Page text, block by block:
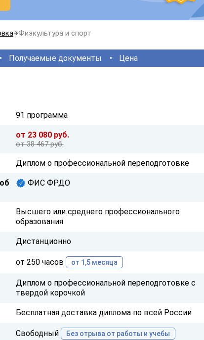
Физкультура и спорт
Получаемые документы Цена
91 программа
от 23 080 руб.
от 38 467 руб.
Диплом о профессиональной переподготовке
ФИС ФРДО
Высшего или среднего профессионального
образования
Дистанционно
от 250 часов от 1,5 месяца
Диплом о профессиональной переподготовке с
твердой корочкой
Бесплатная доставка диплома по всей России
Свободный Без отрыва от работы и учебы